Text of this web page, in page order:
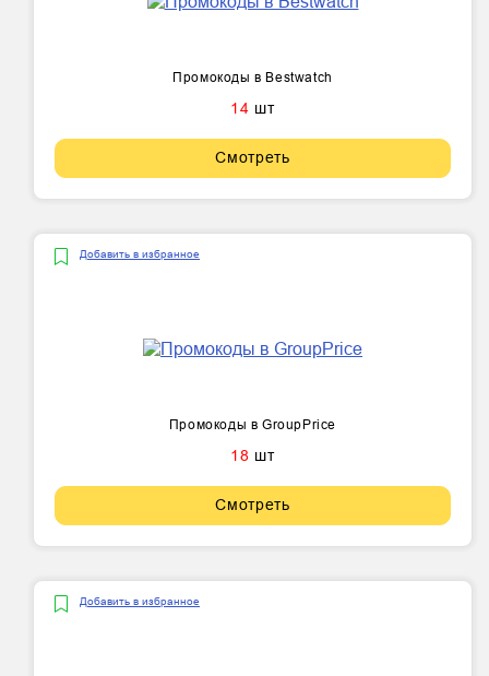
Промокоды в Bestwatch
14 шт
Смотреть
Добавить в избранное
Промокоды в GroupPrice
18 шт
Смотреть
Добавить в избранное